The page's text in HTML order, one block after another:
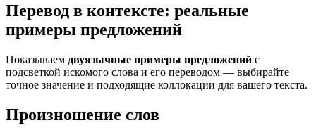
Перевод в контексте: реальные
примеры предложений
Показываем двуязычные примеры предложений с
подсветкой искомого слова и его переводом — выбирайте
точное значение и подходящие коллокации для вашего текста.
Произношение слов